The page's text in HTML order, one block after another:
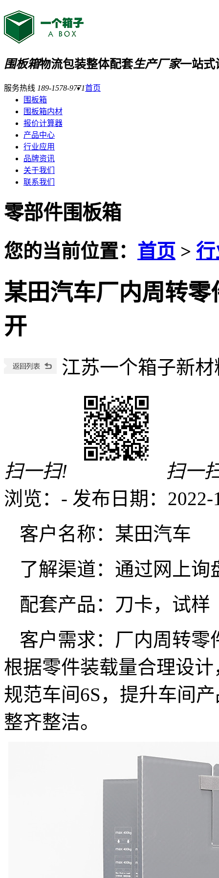
围板箱物流包装整体配套生产厂家一站式
服务热线 189-1578-9771首页
围板箱
围板箱内材
报价计算器
产品中心
行业应用
品牌资讯
关于我们
联系我们
零部件围板箱
您的当前位置： 首页 >
某田汽车厂内周转
开
江苏一个箱子新
扫一扫!
扫一
浏览： - 发布日期：2022-
客户名称：某田汽车
了解渠道：通过网上
配套产品：刀卡，试样
客户需求：厂内周转零
根据零件装载量合理设
规范车间6S，提升车间
整齐整洁。